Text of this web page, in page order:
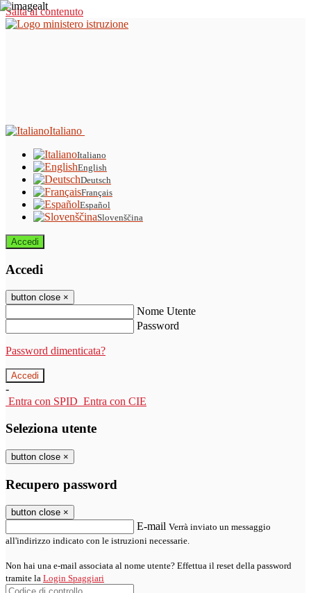
Salta al contenuto
Italiano
Italiano
English
Deutsch
Français
Español
Slovenščina
Accedi
Accedi
button close ×
Nome Utente
Password
Password dimenticata?
-
Entra con SPID Entra con CIE
Seleziona utente
button close ×
Recupero password
button close ×
E-mail Verrà inviato un messaggio
all'indirizzo indicato con le istruzioni necessarie.
Non hai una e-mail associata al nome utente? Effettua il reset della password
tramite la Login Spaggiari